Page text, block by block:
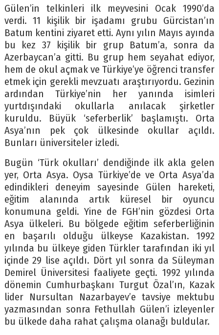
Gülen’in telkinleri ilk meyvesini Ocak 1990’da
verdi. 11 kişilik bir işadamı grubu Gürcistan’ın
Batum kentini ziyaret etti. Aynı yılın Mayıs ayında
bu kez 37 kişilik bir grup Batum’a, sonra da
Azerbaycan’a gitti. Bu grup hem seyahat ediyor,
hem de okul açmak ve Türkiye’ye öğrenci transfer
etmek için gerekli mevzuatı araştırıyordu. Gezinin
ardından Türkiye’nin her yanında isimleri
yurtdışındaki okullarla anılacak şirketler
kuruldu. Büyük ‘seferberlik’ başlamıştı. Orta
Asya’nın pek çok ülkesinde okullar açıldı.
Bunları üniversiteler izledi.
Bugün ‘Türk okulları’ dendiğinde ilk akla gelen
yer, Orta Asya. Oysa Türkiye’de ve Orta Asya’da
edindikleri deneyim sayesinde Gülen hareketi,
eğitim alanında artık küresel bir oyuncu
konumuna geldi. Yine de FGH’nin gözdesi Orta
Asya ülkeleri. Bu bölgede eğitim seferberliğinin
en başarılı olduğu ülkeyse Kazakistan. 1992
yılında bu ülkeye giden Türkler tarafından iki yıl
içinde 29 lise açıldı. Dört yıl sonra da Süleyman
Demirel Üniversitesi faaliyete geçti. 1992 yılında
dönemin Cumhurbaşkanı Turgut Özal’ın, Kazak
lider Nursultan Nazarbayev’e tavsiye mektubu
yazmasından sonra Fethullah Gülen’i izleyenler
bu ülkede daha rahat çalışma olanağı buldular.